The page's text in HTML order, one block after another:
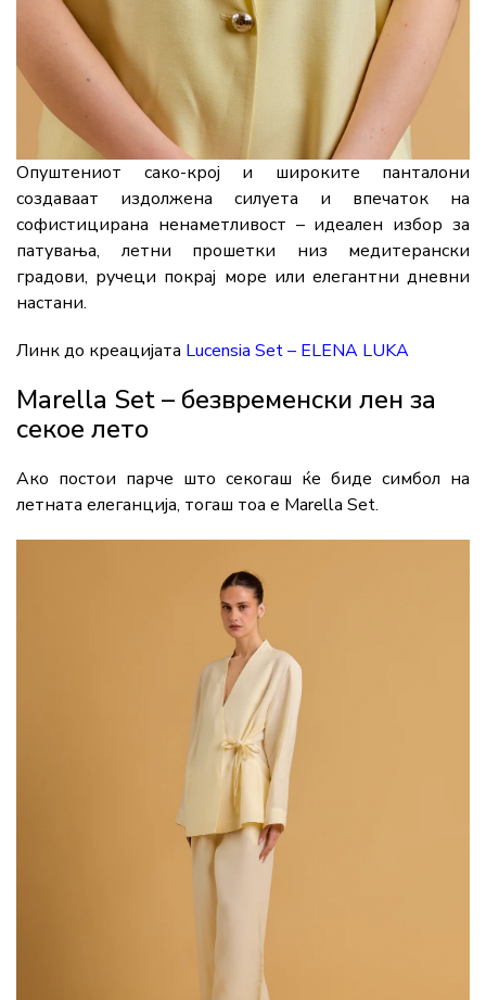
Опуштениот сако-крој и широките панталони
создаваат издолжена силуета и впечаток на
софистицирана ненаметливост – идеален избор за
патувања, летни прошетки низ медитерански
градови, ручеци покрај море или елегантни дневни
настани.
Линк до креацијата Lucensia Set – ELENA LUKA
Marella Set – безвременски лен за
секое лето
Ако постои парче што секогаш ќе биде симбол на
летната елеганција, тогаш тоа е Marella Set.